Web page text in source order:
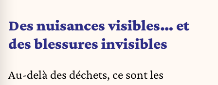
Des nuisances visibles… et
des blessures invisibles
Au-delà des déchets, ce sont les